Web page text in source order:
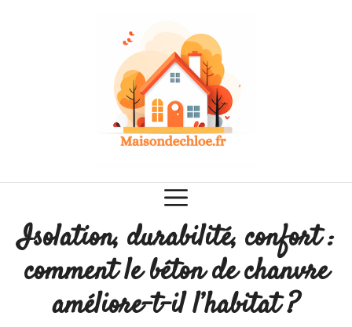
Isolation, durabilité, confort :
comment le béton de chanvre
améliore-t-il l’habitat ?